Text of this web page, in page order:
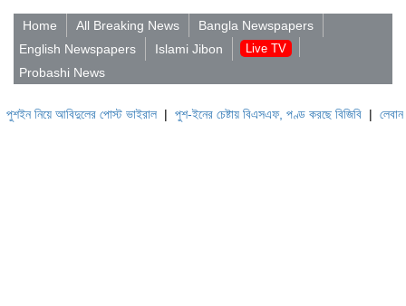
Home All Breaking News
Bangla Newspapers
English Newspapers
Islami Jibon Live TV
Probashi News
পোস্ট ভাইরাল|পুশ-ইনের চেষ্টায় বিএসএফ, পণ্ড করছে বিজিবি |লেবাননের